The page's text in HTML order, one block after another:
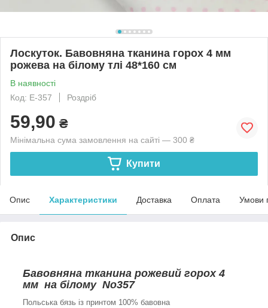
Лоскуток. Бавовняна тканина горох 4 мм
рожева на білому тлі 48*160 см
В наявності
Код: Е-357
Роздріб
59,90 ₴
Мінімальна сума замовлення на сайті — 300 ₴
Купити
Опис Характеристики Доставка Оплата Умови
Опис
Бавовняна тканина рожевий горох 4
мм на білому No357
Польська бязь із принтом 100% бавовна